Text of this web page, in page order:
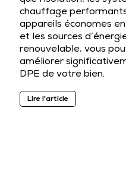
chauffage
appareils économes
et les sources
renouvelable, vous
améliorer
DPE de votre bien.
Lire l'article